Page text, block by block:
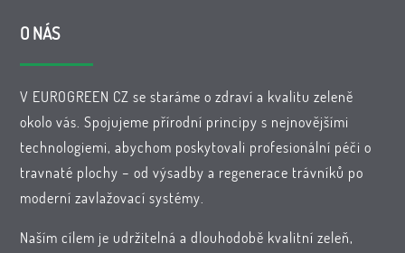
O NÁS
V EUROGREEN CZ se staráme o zdraví a kvalitu zeleně
okolo vás. Spojujeme přírodní principy s nejnovějšími
technologiemi, abychom poskytovali profesionální péči o
travnaté plochy – od výsadby a regenerace trávníků po
moderní zavlažovací systémy.
Naším cílem je udržitelná a dlouhodobě kvalitní zeleň,